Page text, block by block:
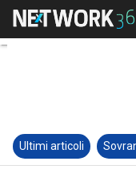
Ultimi articoli